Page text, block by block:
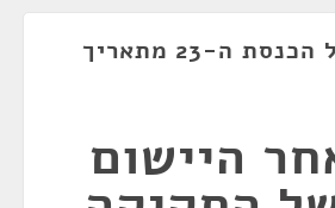
ישיבת ועדה של הכנסת ה-23 מתאריך
היישום